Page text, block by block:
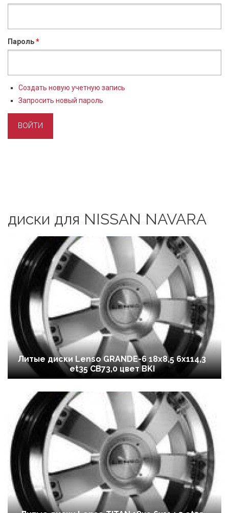
Пароль*
Создать новую учетную запись
Запросить новый пароль
диски для NISSAN NAVARA
Литые диски Lenso GRANDE-6 18x8,5 6x114,3
et35 CB73,0 цвет BKI